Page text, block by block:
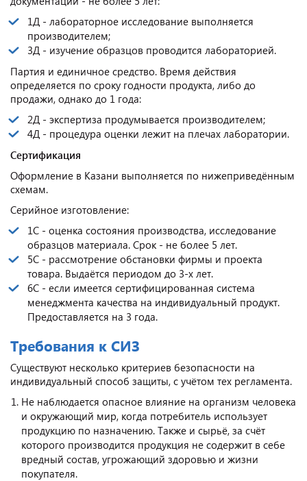
1Д - лабораторное исследование выполняется
производителем;
3Д - изучение образцов проводится лабораторией.
Партия и единичное средство. Время действия
определяется по сроку годности продукта, либо до
продажи, однако до 1 года:
2Д - экспертиза продумывается производителем;
4Д - процедура оценки лежит на плечах лаборатории.
Сертификация
Оформление в Казани выполняется по нижеприведённым
схемам.
Серийное изготовление:
1С - оценка состояния производства, исследование
образцов материала. Срок - не более 5 лет.
5С - рассмотрение обстановки фирмы и проекта
товара. Выдаётся периодом до 3-х лет.
6С - если имеется сертифицированная система
менеджмента качества на индивидуальный продукт.
Предоставляется на 3 года.
Требования к СИЗ
Существуют несколько критериев безопасности на
индивидуальный способ защиты, с учётом тех регламента.
Не наблюдается опасное влияние на организм человека
и окружающий мир, когда потребитель использует
продукцию по назначению. Также и сырьё, за счёт
которого производится продукция не содержит в себе
вредный состав, угрожающий здоровью и жизни
покупателя.